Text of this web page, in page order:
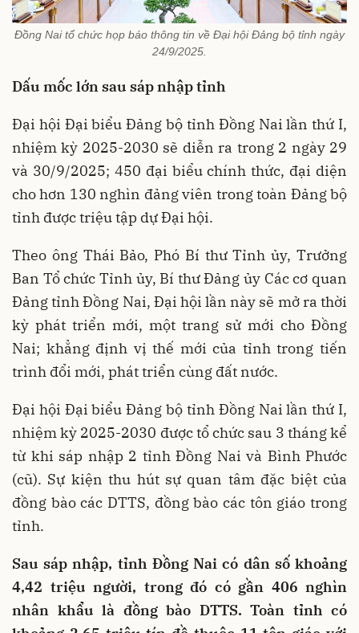
Đồng Nai tổ chức họp báo thông tin về Đại hội Đảng bộ tỉnh ngày
24/9/2025.
Dấu mốc lớn sau sáp nhập tỉnh
Đại hội Đại biểu Đảng bộ tỉnh Đồng Nai lần thứ I,
nhiệm kỳ 2025-2030 sẽ diễn ra trong 2 ngày 29
và 30/9/2025; 450 đại biểu chính thức, đại diện
cho hơn 130 nghìn đảng viên trong toàn Đảng bộ
tỉnh được triệu tập dự Đại hội.
Theo ông Thái Bảo, Phó Bí thư Tỉnh ủy, Trưởng
Ban Tổ chức Tỉnh ủy, Bí thư Đảng ủy Các cơ quan
Đảng tỉnh Đồng Nai, Đại hội lần này sẽ mở ra thời
kỳ phát triển mới, một trang sử mới cho Đồng
Nai; khẳng định vị thế mới của tỉnh trong tiến
trình đổi mới, phát triển cùng đất nước.
Đại hội Đại biểu Đảng bộ tỉnh Đồng Nai lần thứ I,
nhiệm kỳ 2025-2030 được tổ chức sau 3 tháng kể
từ khi sáp nhập 2 tỉnh Đồng Nai và Bình Phước
(cũ). Sự kiện thu hút sự quan tâm đặc biệt của
đồng bào các DTTS, đồng bào các tôn giáo trong
tỉnh.
Sau sáp nhập, tỉnh Đồng Nai có dân số khoảng
4,42 triệu người, trong đó có gần 406 nghìn
nhân khẩu là đồng bào DTTS. Toàn tỉnh có